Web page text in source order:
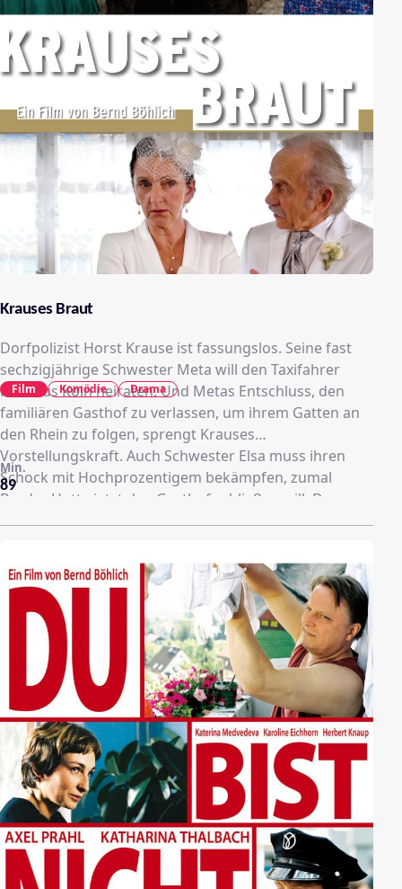
Krauses Braut
Dorfpolizist Horst Krause ist fassungslos. Seine fast
sechzigjährige Schwester Meta will den Taxifahrer
Rudi aus Köln heiraten. Und Metas Entschluss, den
familiären Gasthof zu verlassen, um ihrem Gatten an
den Rhein zu folgen, sprengt Krauses
Vorstellungskraft. Auch Schwester Elsa muss ihren
Schock mit Hochprozentigem bekämpfen, zumal
Bruder Hotte jetzt den Gasthof schließen will. Der
Familiensegen hängt schief, und die Braut verliert die
schönste Tag in ihrem Leben werden...
89
Min.
Film Komödie Drama